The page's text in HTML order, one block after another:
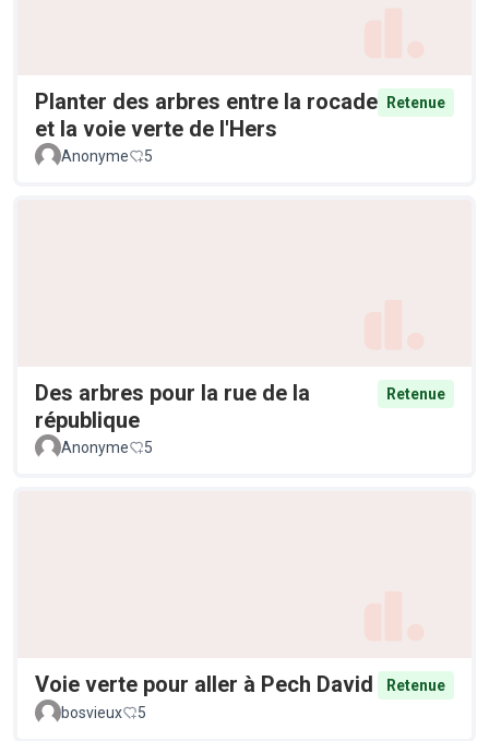
Planter des arbres entre la rocade
et la voie verte de l'Hers
Retenue
Anonyme 5
Des arbres pour la rue de la
république
Retenue
Anonyme 5
Voie verte pour aller à Pech David
Retenue
bosvieux
5